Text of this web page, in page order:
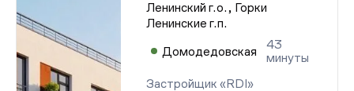
Ленинский г.о., Горки
Ленинские г.п.
Домодедовская
43
минуты
Застройщик «RDI»